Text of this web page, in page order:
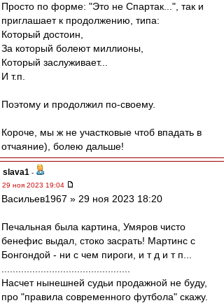
Просто по форме: "Это не Спартак...", так и
приглашает к продолжению, типа:
Который достоин,
За который болеют миллионы,
Который заслуживает...
И т.п.
Поэтому и продолжил по-своему.
Короче, мы ж не участковые чтоб впадать в
отчаяние), болею дальше!
slava1 -
29 ноя 2023 19:04
Васильев1967 » 29 ноя 2023 18:20
Печальная была картина, Умяров чисто
бенефис выдал, стоко засрать! Мартинс с
Бонгондой - ни с чем пироги, и т д и т п...
Насчет нынешней судьи продажной не буду,
про "правила современного футбола" скажу.